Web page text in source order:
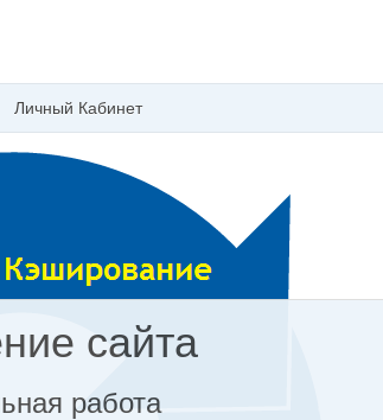
Личный Кабинет
сайта
работа